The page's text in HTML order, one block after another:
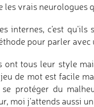
les vrais neurologues
internes, c'est
pour parler avec
ont tous leur style
de mot est facile
se protéger du
moi j'attends aussi